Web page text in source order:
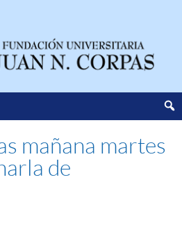
mañana martes
de